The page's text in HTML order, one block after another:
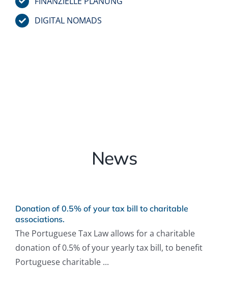
DIGITAL NOMADS
News
Donation of 0.5% of your tax bill to charitable
associations.
The Portuguese Tax Law allows for a charitable
donation of 0.5% of your yearly tax bill, to benefit
Portuguese charitable ...